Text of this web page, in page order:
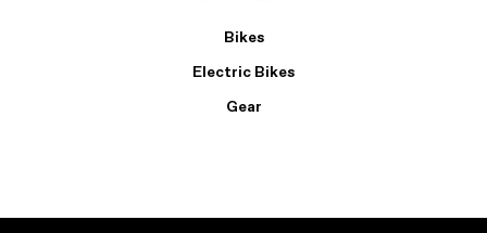
Bikes
Electric Bikes
Gear